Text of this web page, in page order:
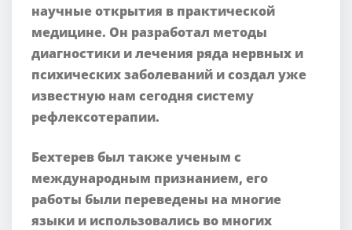
научные открытия в практической
медицине. Он разработал методы
диагностики и лечения ряда нервных и
психических заболеваний и создал уже
известную нам сегодня систему
рефлексотерапии.
Бехтерев был также ученым с
международным признанием, его
работы были переведены на многие
языки и использовались во многих